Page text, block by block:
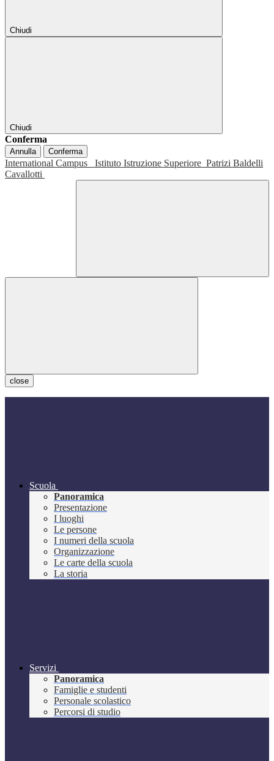
Chiudi
Chiudi
Conferma
Annulla Conferma
International Campus Istituto Istruzione Superiore Patrizi Baldelli
Cavallotti
close
Scuola
Panoramica
Presentazione
I luoghi
Le persone
I numeri della scuola
Organizzazione
Le carte della scuola
La storia
Servizi
Panoramica
Famiglie e studenti
Personale scolastico
Percorsi di studio